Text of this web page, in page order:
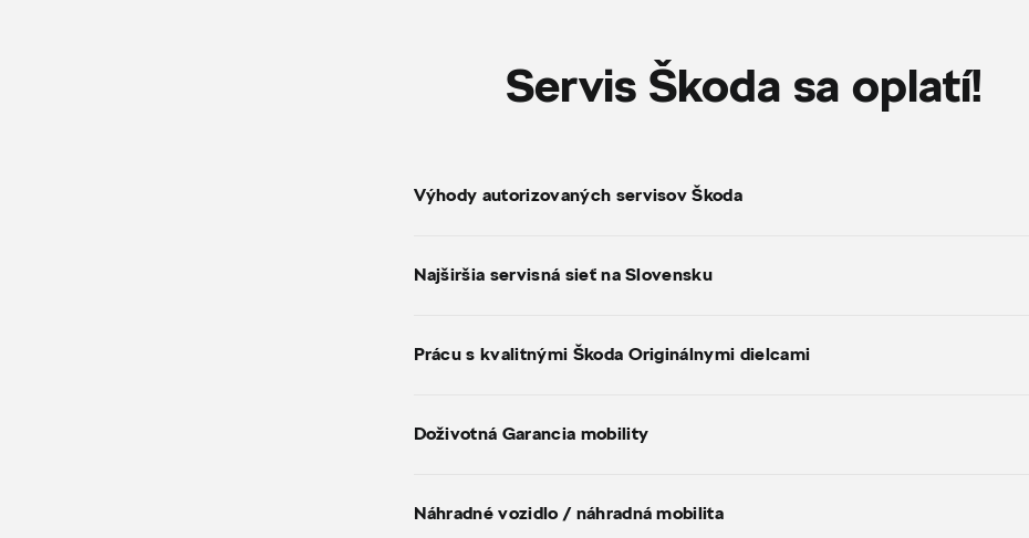
Servis Škoda sa oplatí!
Výhody autorizovaných servisov Škoda
Najširšia servisná sieť na Slovensku
Prácu s kvalitnými Škoda Originálnymi dielcami
Doživotná Garancia mobility
Náhradné vozidlo / náhradná mobilita